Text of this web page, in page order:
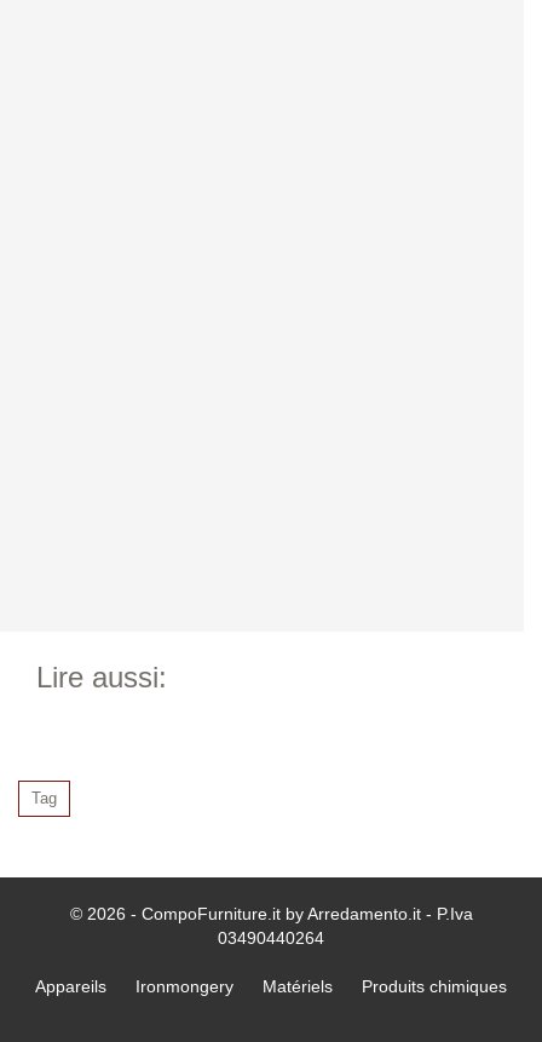
Lire aussi:
Tag
© 2026 - CompoFurniture.it by Arredamento.it - P.Iva
03490440264
Appareils Ironmongery Matériels Produits chimiques